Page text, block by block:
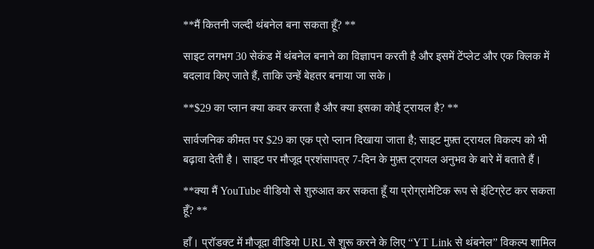
**मैं कितनी जल्दी थंबनेल बना सकता हूँ? **
साइट लगभग 30 सेकंड में थंबनेल बनाने का विज्ञापन करती है और इसमें टेंप्लेट और एक क्लिक में
बदलाव किए जाते हैं, ताकि उन्हें बेहतर बनाया जा सके।
**$29 का प्लान क्या कवर करता है और क्या इसका कोई ट्रायल है? **
सार्वजनिक कीमत पर $29 का एक प्रो प्लान दिखाया जाता है; साइट मुफ़्त ट्रायल विकल्प को भी
बढ़ावा देती है। साइट पर मौजूद प्रशंसापत्र 7-दिन के मुफ़्त ट्रायल अनुभव के बारे में बताते हैं।
**क्या मैं YouTube वीडियो से शुरुआत कर सकता हूँ या प्रोग्रामेटिक रूप से इंटिग्रेट कर सकता
हूँ? **
हाँ। प्रॉडक्ट में मौजूदा वीडियो URL से शुरू करने के लिए “YT Link से थंबनेल” विकल्प शामिल